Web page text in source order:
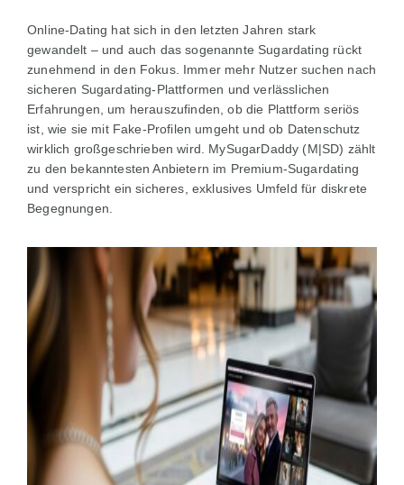
Online-Dating hat sich in den letzten Jahren stark
gewandelt – und auch das sogenannte Sugardating rückt
zunehmend in den Fokus. Immer mehr Nutzer suchen nach
sicheren Sugardating-Plattformen und verlässlichen
Erfahrungen, um herauszufinden, ob die Plattform seriös
ist, wie sie mit Fake-Profilen umgeht und ob Datenschutz
wirklich großgeschrieben wird. MySugarDaddy (M|SD) zählt
zu den bekanntesten Anbietern im Premium-Sugardating
und verspricht ein sicheres, exklusives Umfeld für diskrete
Begegnungen.